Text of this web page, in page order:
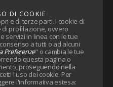
DI COOKIE
e di terze parti. I cookie di
profilazione, ovvero
servizi in linea con le tue
a tutti o ad alcuni
Preferenze" o cambia le tue
questa pagina o
proseguendo nella
l'uso dei cookie. Per
l'informativa estesa: